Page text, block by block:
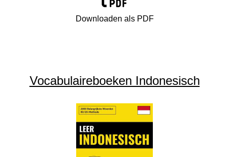
Downloaden als PDF
Vocabulaireboeken Indonesisch